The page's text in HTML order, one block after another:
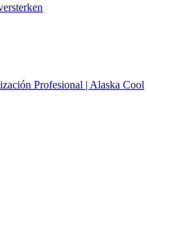
Profesional | Alaska Cool